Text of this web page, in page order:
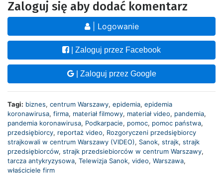
Zaloguj się aby dodać komentarz
| Logowanie
| Zaloguj przez Facebook
| Zaloguj przez Google
Tagi: biznes, centrum Warszawy, epidemia, epidemia
koronawirusa, firma, materiał filmowy, materiał video, pandemia,
pandemia koronawirusa, Podkarpacie, pomoc, pomoc państwa,
przedsiębiorcy, reportaż video, Rozgoryczeni przedsiębiorcy
strajkowali w centrum Warszawy (VIDEO), Sanok, strajk, strajk
przedsiębiorców, strajk przedsiebiorców w centrum Warszawy,
tarcza antykryzysowa, Telewizja Sanok, video, Warszawa,
właściciele firm